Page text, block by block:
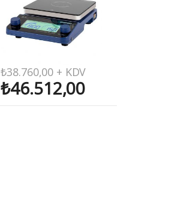
₺38.760,00 + KDV
₺46.512,00